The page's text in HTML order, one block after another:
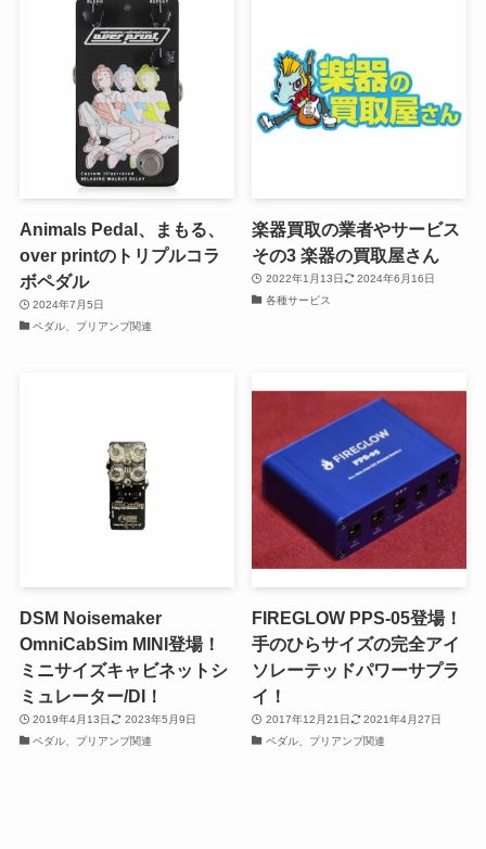
Animals Pedal、まもる、
over printのトリプルコラ
ボペダル
2024年7月5日
ペダル、プリアンプ関連
楽器買取の業者やサービス
その3 楽器の買取屋さん
2022年1月13日
2024年6月16日
各種サービス
DSM Noisemaker
OmniCabSim MINI登場！
ミニサイズキャビネットシ
ミュレーター/DI！
2019年4月13日
2023年5月9日
ペダル、プリアンプ関連
FIREGLOW PPS-05登場！
手のひらサイズの完全アイ
ソレーテッドパワーサプラ
イ！
2017年12月21日
2021年4月27日
ペダル、プリアンプ関連